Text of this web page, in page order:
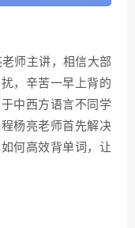
师主讲，相信大部
，辛苦一早上背的
中西方语言不同学
杨亮老师首先解决
何高效背单词，让